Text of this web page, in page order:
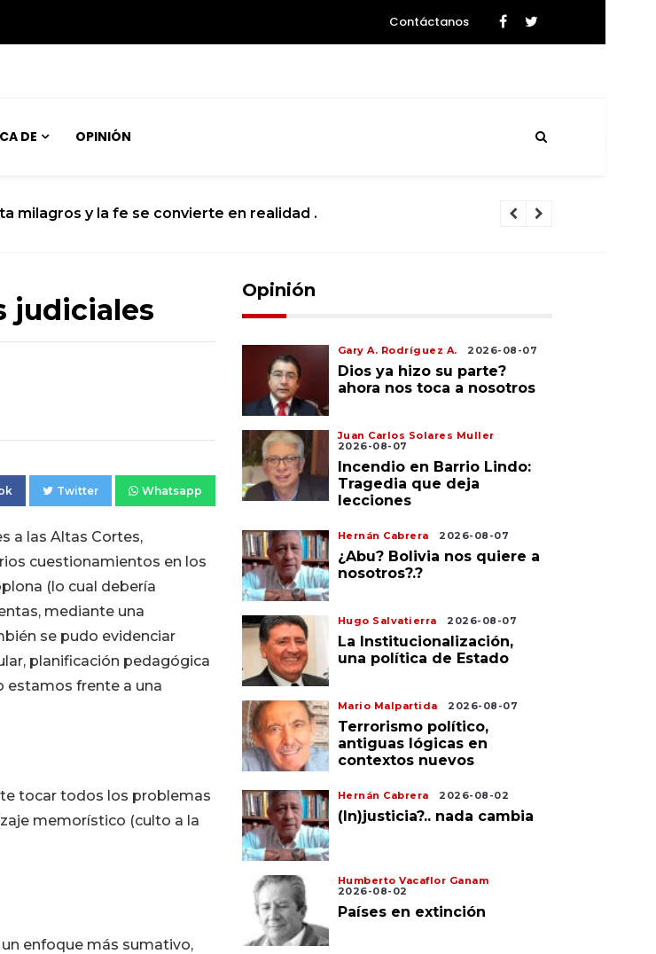
Contáctanos
DE OPINIÓN
del Dios del Caos que rozará la Tierra .
judiciales
Twitter Whatsapp
a las Altas Cortes,
cuestionamientos en los
(lo cual debería
mediante una
se pudo evidenciar
planificación pedagógica
estamos frente a una
tocar todos los problemas
memorístico (culto a la
enfoque más sumativo,
Opinión
Gary A. Rodríguez A. 2026-08-07
Dios ya hizo su parte?
ahora nos toca a nosotros
Juan Carlos Solares Muller
2026-08-07
Incendio en Barrio Lindo:
Tragedia que deja
lecciones
Hernán Cabrera 2026-08-07
¿Abu? Bolivia nos quiere a
nosotros?.?
Hugo Salvatierra 2026-08-07
La Institucionalización,
una política de Estado
Mario Malpartida 2026-08-07
Terrorismo político,
antiguas lógicas en
contextos nuevos
Hernán Cabrera 2026-08-02
(In)justicia?.. nada cambia
Humberto Vacaflor Ganam
2026-08-02
Países en extinción